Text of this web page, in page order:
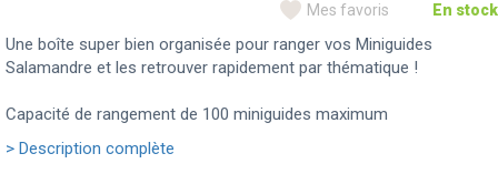
Mes favoris En stock
Une boîte super bien organisée pour ranger vos Miniguides
Salamandre et les retrouver rapidement par thématique !
Capacité de rangement de 100 miniguides maximum
> Description complète